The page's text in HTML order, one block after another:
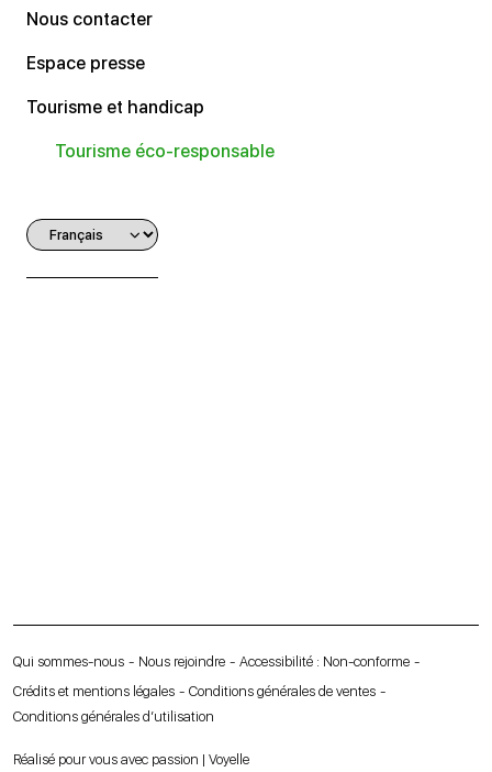
Nous contacter
Espace presse
Tourisme et handicap
Tourisme éco-responsable
Qui sommes-nous Nous rejoindre
Accessibilité : Non-conforme
Crédits et mentions légales
Conditions générales de ventes
Conditions générales d’utilisation
Réalisé pour vous avec passion | Voyelle